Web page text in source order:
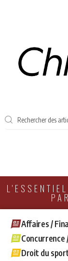
Affaires /
Droit du